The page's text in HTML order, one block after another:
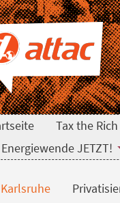
springen
Navigation springen
Navigation springen
Navigation springen
springen
Tax the
Energiewende JETZT!
Karlsruhe